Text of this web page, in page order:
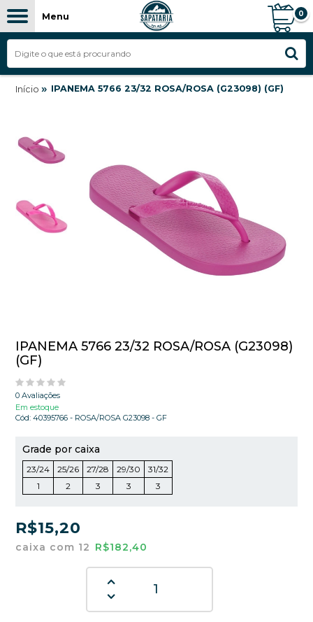
Menu 0
Início » IPANEMA 5766 23/32 ROSA/ROSA (G23098) (GF)
IPANEMA 5766 23/32 ROSA/ROSA (G23098)
(GF)
0 Avaliações
Em estoque
Cód:40395766 - ROSA/ROSA G23098 - GF
Grade por caixa
23/24 25/26 27/28 29/30
31/32
1
2 3 3 3
R$15,20
caixa com 12 R$182,40